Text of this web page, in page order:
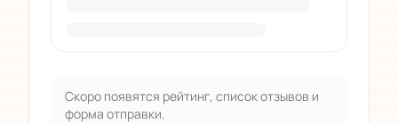
Скоро появятся рейтинг, список отзывов и
форма отправки.